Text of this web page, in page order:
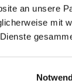
an unsere
mit